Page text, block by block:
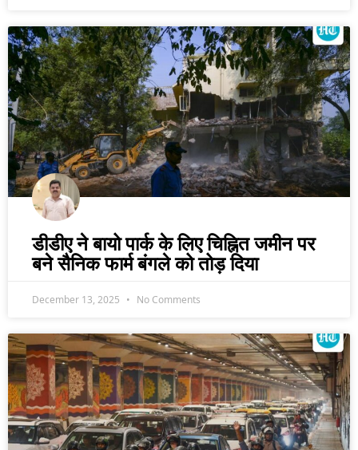
डीडीए ने बायो पार्क के लिए चिह्नित जमीन पर
बने सैनिक फार्म बंगले को तोड़ दिया
December 13, 2025 No Comments